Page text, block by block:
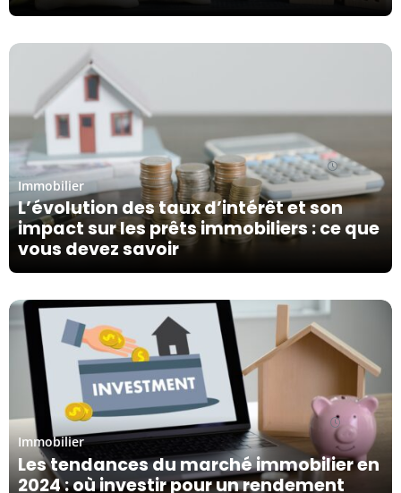
L’évolution des taux d’intérêt et son
impact sur les prêts immobiliers : ce que
vous devez savoir
Immobilier
20/03/24
Les tendances du marché immobilier en
2024 : où investir pour un rendement
Immobilier
18/03/24